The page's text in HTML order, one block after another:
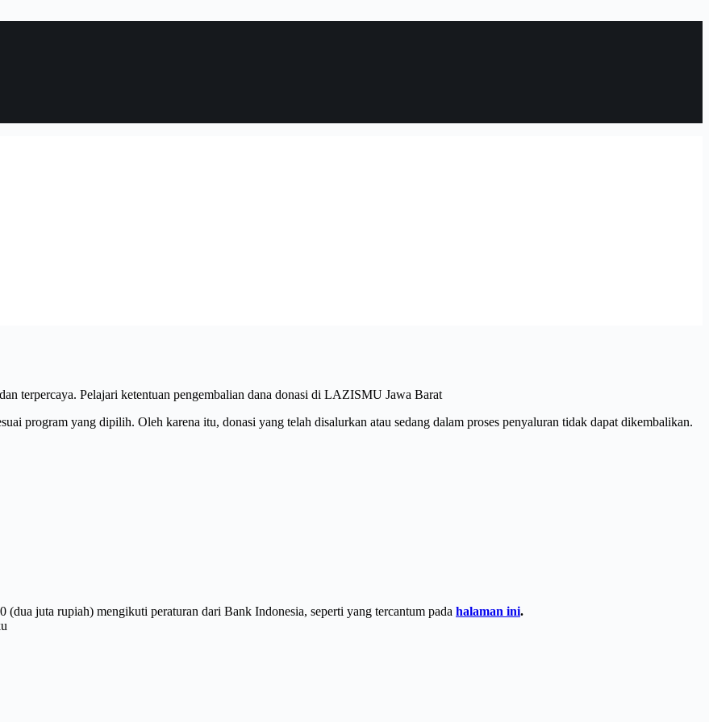
terpercaya. Pelajari ketentuan pengembalian dana donasi di LAZISMU Jawa Barat
program yang dipilih. Oleh karena itu, donasi yang telah disalurkan atau sedang dalam proses penyaluran tidak dapat dikembalikan.
juta rupiah) mengikuti peraturan dari Bank Indonesia, seperti yang tercantum pada halaman ini.